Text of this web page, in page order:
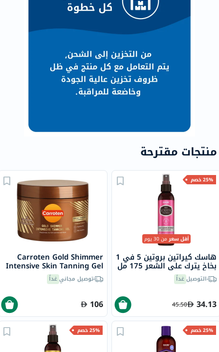
منتجات مقترحة
25% خصم
أقل سعرمن 30 يوم
هاسك كيراتين بروتين 5 في 1
بخاخ يترك على الشعر 175 مل
التوصيلغداً
34.13
45.50
Carroten Gold Shimmer
Intensive Skin Tanning Gel
150mlتوصيل مجانيغداً
106
25% خصم 25% خصم